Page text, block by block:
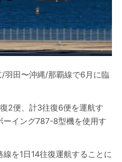
羽田〜沖縄/那覇線で6月に臨
2便、計3往復6便を運航す
ーイング787-8型機を使用す
を1日14往復運航することに